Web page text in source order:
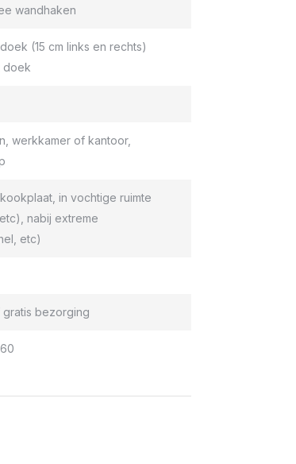
wandhaken
(15 cm links en rechts)
doek
werkkamer of kantoor,
in vochtige ruimte
nabij extreme
etc)
gratis bezorging